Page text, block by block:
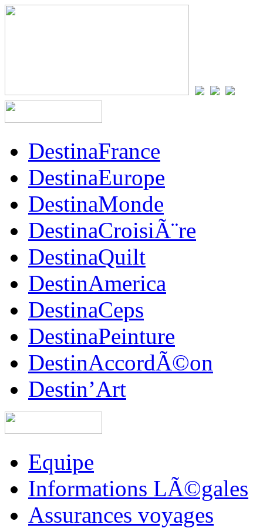
DestinaFrance
DestinaEurope
DestinaMonde
DestinaCroisiÃ¨re
DestinaQuilt
DestinAmerica
DestinaCeps
DestinaPeinture
DestinAccordÃ©on
Destin’Art
Equipe
Informations LÃ©gales
Assurances voyages